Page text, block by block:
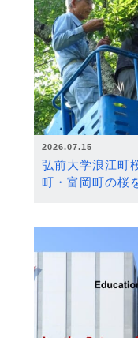
2026.07.15
弘前大学浪江町
町・富岡町の桜